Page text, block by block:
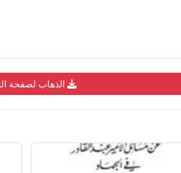
الذهاب لصفحة